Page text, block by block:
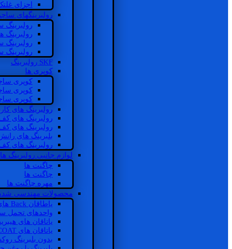
اجزای
رولبرینگهای
رولبرینگ
SKF رولبرینگ
کوپری ها
کوپری
کوپری
کوپری
رولبرینگ های
رولبرینگ های
رولبرینگ های
بلبرینگ های
رولبرینگ های
لوازم جانبی رولبرینگ ها
چاگنت ها
چاگنت ها
مهره چاگنت ها
محصولات مهندسی
یاطاقان Back های پشتی
واحدهای تحمل
یاتاقان های
یاتاقان های INSOCOAT
بدون بلبرینگ